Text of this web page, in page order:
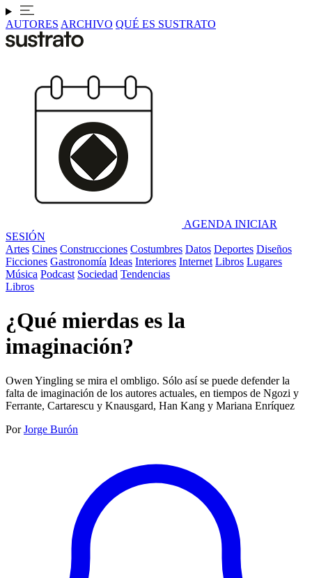
AUTORES ARCHIVO QUÉ ES SUSTRATO
AGENDA INICIAR
SESIÓN
Artes Cines Construcciones Costumbres Datos Deportes Diseños
Ficciones Gastronomía Ideas Interiores Internet Libros Lugares
Música Podcast Sociedad Tendencias
Libros
¿Qué mierdas es la
imaginación?
Owen Yingling se mira el ombligo. Sólo así se puede defender la
falta de imaginación de los autores actuales, en tiempos de Ngozi y
Ferrante, Cartarescu y Knausgard, Han Kang y Mariana Enríquez
Por Jorge Burón